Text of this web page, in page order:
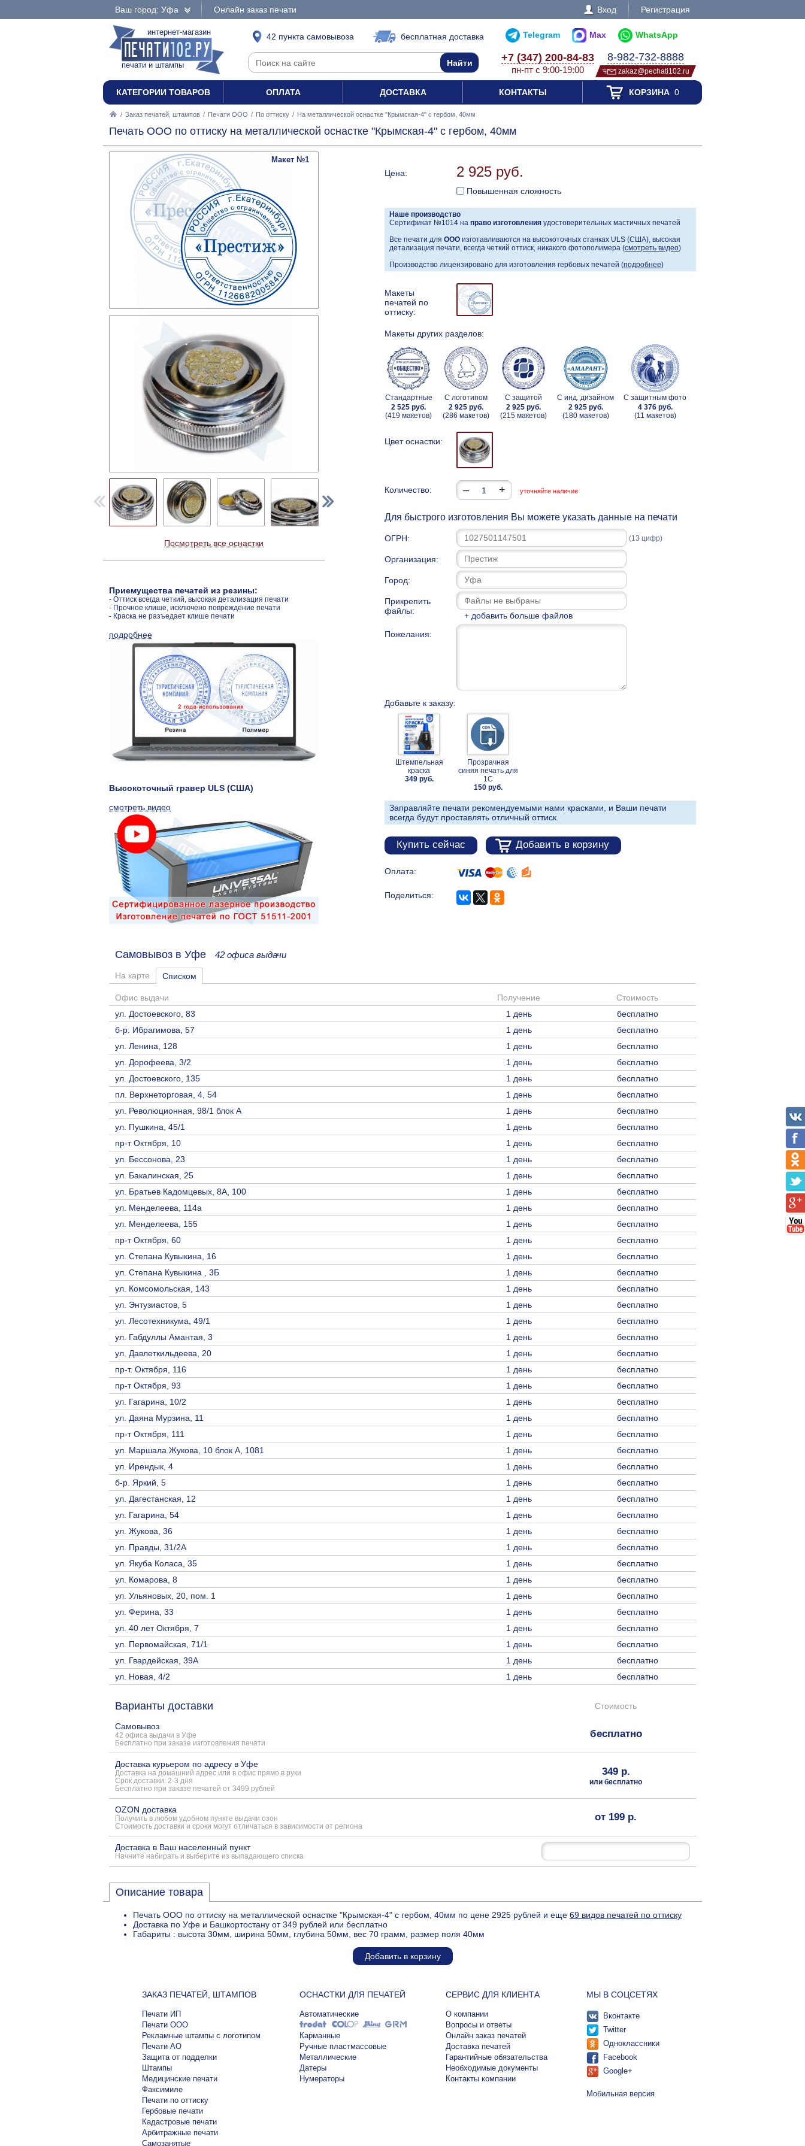
Ваш город: Уфа Онлайн заказ печати Вход Регистрация
интернет-магазин
печати и штампы
42 пункта самовывоза бесплатная доставка Telegram Max WhatsApp
+7 (347) 200-84-83
пн-пт с 9:00-19:00
8-982-732-8888
zakaz@pechati102.ru
КАТЕГОРИИ ТОВАРОВ ОПЛАТА ДОСТАВКА КОНТАКТЫ КОРЗИНА0
/ Заказ печатей, штампов / Печати ООО / По оттиску / На металлической оснастке "Крымская-4" с гербом, 40мм
Печать ООО по оттиску на металлической оснастке "Крымская-4" с гербом, 40мм
Цена: 2 925 руб.
Повышенная сложность
Наше производство
Сертификат №1014 на право изготовления удостоверительных мастичных печатей
Все печати для ООО изготавливаются на высокоточных станках ULS (США), высокая
детализация печати, всегда четкий оттиск, никакого фотополимера (смотреть видео)
Производство лицензировано для изготовления гербовых печатей (подробнее)
Макеты
печатей по
оттиску:
Макеты других разделов:
Стандартные
2 525 руб.
(419 макетов)
С логотипом
2 925 руб.
(286 макетов)
С защитой
2 925 руб.
(215 макетов)
С инд. дизайном
2 925 руб.
(180 макетов)
С защитным фото
4 376 руб.
(11 макетов)
Цвет оснастки:
Количество: – + уточняйте наличие
Для быстрого изготовления Вы можете указать данные на печати
ОГРН: (13 цифр)
Организация:
Город:
Прикрепить
файлы:
+ добавить больше файлов
Пожелания:
Добавьте к заказу:
Штемпельная
краска
349 руб.
Прозрачная
синяя печать для
1С
150 руб.
Заправляйте печати рекомендуемыми нами красками, и Ваши печати
всегда будут проставлять отличный оттиск.
Купить сейчас Добавить в корзину
Оплата:
Поделиться:
Макет №1
Посмотреть все оснастки
Приемущества печатей из резины:
- Оттиск всегда четкий, высокая детализация печати
- Прочное клише, исключено повреждение печати
- Краска не разъедает клише печати
подробнее
Высокоточный гравер ULS (США)
смотреть видео
Самовывоз в Уфе 42 офиса выдачи
На карте Списком
Офис выдачи Получение
Стоимость
ул. Достоевского, 83
1 день
бесплатно
б-р. Ибрагимова, 57
1 день
бесплатно
ул. Ленина, 128
1 день
бесплатно
ул. Дорофеева, 3/2
1 день
бесплатно
ул. Достоевского, 135
1 день
бесплатно
пл. Верхнеторговая, 4, 54
1 день
бесплатно
ул. Революционная, 98/1 блок А
1 день
бесплатно
ул. Пушкина, 45/1
1 день
бесплатно
пр-т Октября, 10
1 день
бесплатно
ул. Бессонова, 23
1 день
бесплатно
ул. Бакалинская, 25
1 день
бесплатно
ул. Братьев Кадомцевых, 8А, 100
1 день
бесплатно
ул. Менделеева, 114а
1 день
бесплатно
ул. Менделеева, 155
1 день
бесплатно
пр-т Октября, 60
1 день
бесплатно
ул. Степана Кувыкина, 16
1 день
бесплатно
ул. Степана Кувыкина , 3Б
1 день
бесплатно
ул. Комсомольская, 143
1 день
бесплатно
ул. Энтузиастов, 5
1 день
бесплатно
ул. Лесотехникума, 49/1
1 день
бесплатно
ул. Габдуллы Амантая, 3
1 день
бесплатно
ул. Давлеткильдеева, 20
1 день
бесплатно
пр-т. Октября, 116
1 день
бесплатно
пр-т Октября, 93
1 день
бесплатно
ул. Гагарина, 10/2
1 день
бесплатно
ул. Даяна Мурзина, 11
1 день
бесплатно
пр-т Октября, 111
1 день
бесплатно
ул. Маршала Жукова, 10 блок А, 1081
1 день
бесплатно
ул. Ирендык, 4
1 день
бесплатно
б-р. Яркий, 5
1 день
бесплатно
ул. Дагестанская, 12
1 день
бесплатно
ул. Гагарина, 54
1 день
бесплатно
ул. Жукова, 36
1 день
бесплатно
ул. Правды, 31/2А
1 день
бесплатно
ул. Якуба Коласа, 35
1 день
бесплатно
ул. Комарова, 8
1 день
бесплатно
ул. Ульяновых, 20, пом. 1
1 день
бесплатно
ул. Ферина, 33
1 день
бесплатно
ул. 40 лет Октября, 7
1 день
бесплатно
ул. Первомайская, 71/1
1 день
бесплатно
ул. Гвардейская, 39А
1 день
бесплатно
ул. Новая, 4/2
1 день бесплатно
Варианты доставки Стоимость
Самовывоз
42 офиса выдачи в Уфе
Бесплатно при заказе изготовления печати
бесплатно
Доставка курьером по адресу в Уфе
Доставка на домашний адрес или в офис прямо в руки
Срок доставки: 2-3 дня
Бесплатно при заказе печатей от 3499 рублей
349 р.
или бесплатно
OZON доставка
Получить в любом удобном пункте выдачи озон
Стоимость доставки и сроки могут отличаться в зависимости от региона
от 199 р.
Доставка в Ваш населенный пункт
Начните набирать и выберите из выпадающего списка
Описание товара
Печать ООО по оттиску на металлической оснастке "Крымская-4" с гербом, 40мм по цене 2925 рублей и еще 69 видов печатей по оттиску
Доставка по Уфе и Башкортостану от 349 рублей или бесплатно
Габариты : высота 30мм, ширина 50мм, глубина 50мм, вес 70 грамм, размер поля 40мм
Добавить в корзину
ЗАКАЗ ПЕЧАТЕЙ, ШТАМПОВ
Печати ИП
Печати ООО
Рекламные штампы с логотипом
Печати АО
Защита от подделки
Штампы
Медицинские печати
Факсимиле
Печати по оттиску
Гербовые печати
Кадастровые печати
Арбитражные печати
Самозанятые
ОСНАСТКИ ДЛЯ ПЕЧАТЕЙ
Автоматические
Карманные
Ручные пластмассовые
Металлические
Датеры
Нумераторы
СЕРВИС ДЛЯ КЛИЕНТА
О компании
Вопросы и ответы
Онлайн заказ печатей
Доставка печатей
Гарантийные обязательства
Необходимые документы
Контакты компании
МЫ В СОЦСЕТЯХ
Вконтакте
Twitter
Одноклассники
Facebook
Google+
Мобильная версия